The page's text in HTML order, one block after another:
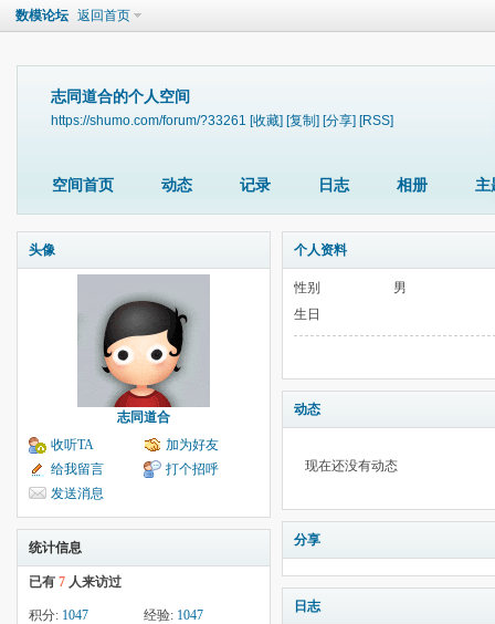
数模论坛 返回首页
志同道合的个人空间
https://shumo.com/forum/?33261 [收藏] [复制] [分享] [RSS]
空间首页 动态 记录 日志 相册 主
头像
志同道合
收听TA
加为好友
给我留言
打个招呼
发送消息
统计信息
已有 7 人来访过
积分: 1047 经验: 1047
个人资料
性别
男
生日
动态
现在还没有动态
分享
日志